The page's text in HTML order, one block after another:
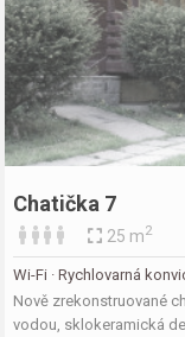
Chatička 7
25 m2
Wi-Fi · Rychlovarná
Nově zrekonstruované
vodou, sklokeramická